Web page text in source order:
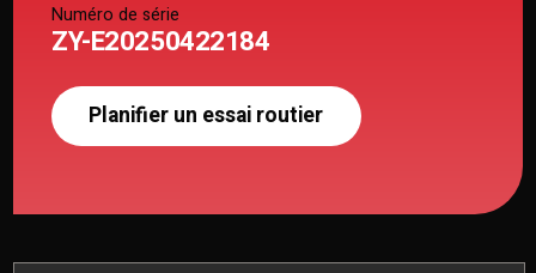
Numéro de série
ZY-E20250422184
Planifier un essai routier